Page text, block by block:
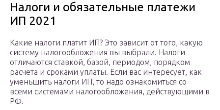
Налоги и обязательные платежи
ИП 2021
Какие налоги платит ИП? Это зависит от того, какую
систему налогообложения вы выбрали. Налоги
отличаются ставкой, базой, периодом, порядком
расчета и сроками уплаты. Если вас интересует, как
уменьшить налоги ИП, то надо ознакомиться со
всеми системами налогообложения, действующими в
РФ.